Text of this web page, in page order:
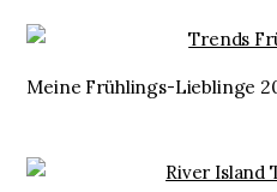
Meine Frühlings-Lieblinge